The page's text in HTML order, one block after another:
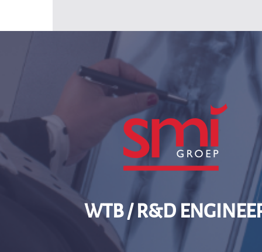
Manufacturing
Maritime
SMI groep
Over ons
WTB / R&D